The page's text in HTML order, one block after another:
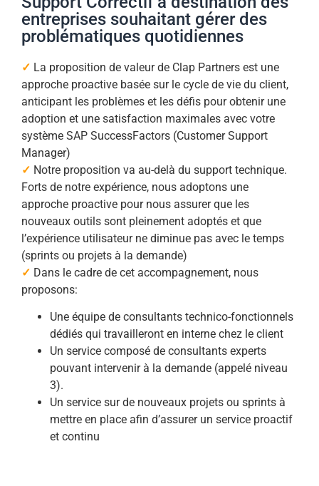
entreprises souhaitant gérer des
problématiques quotidiennes
✓ La proposition de valeur de Clap Partners est une
approche proactive basée sur le cycle de vie du client,
anticipant les problèmes et les défis pour obtenir une
adoption et une satisfaction maximales avec votre
système SAP SuccessFactors (Customer Support
Manager)
✓ Notre proposition va au-delà du support technique.
Forts de notre expérience, nous adoptons une
approche proactive pour nous assurer que les
nouveaux outils sont pleinement adoptés et que
l’expérience utilisateur ne diminue pas avec le temps
(sprints ou projets à la demande)
✓ Dans le cadre de cet accompagnement, nous
proposons:
Une équipe de consultants technico-fonctionnels
dédiés qui travailleront en interne chez le client
Un service composé de consultants experts
pouvant intervenir à la demande (appelé niveau
3).
Un service sur de nouveaux projets ou sprints à
mettre en place afin d’assurer un service proactif
et continu